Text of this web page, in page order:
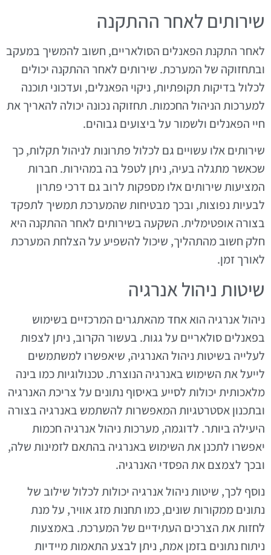
שירותים לאחר ההתקנה
לאחר התקנת הפאנלים הסולאריים, חשוב להמשיך במעקב
ובתחזוקה של המערכת. שירותים לאחר ההתקנה יכולים
לכלול בדיקות תקופתיות, ניקוי הפאנלים, ועדכוני תוכנה
למערכות הניהול החכמות. תחזוקה נכונה יכולה להאריך את
חיי הפאנלים ולשמור על ביצועים גבוהים.
שירותים אלו עשויים גם לכלול פתרונות לניהול תקלות, כך
שכאשר מתגלה בעיה, ניתן לטפל בה במהירות. חברות
המציעות שירותים אלו מספקות לרוב גם דרכי פתרון
לבעיות נפוצות, ובכך מבטיחות שהמערכת תמשיך לתפקד
בצורה אופטימלית. השקעה בשירותים לאחר ההתקנה היא
חלק חשוב מהתהליך, שיכול להשפיע על הצלחת המערכת
לאורך זמן.
שיטות ניהול אנרגיה
ניהול אנרגיה הוא אחד מהאתגרים המרכזיים בשימוש
בפאנלים סולאריים על גגות. בעשור הקרוב, ניתן לצפות
לעלייה בשיטות ניהול האנרגיה, שיאפשרו למשתמשים
לייעל את השימוש באנרגיה הנוצרת. טכנולוגיות כמו בינה
מלאכותית יכולות לסייע באיסוף נתונים על צריכת האנרגיה
ובתכנון אסטרטגיות המאפשרות להשתמש באנרגיה בצורה
היעילה ביותר. לדוגמה, מערכות ניהול אנרגיה חכמות
יאפשרו לתכנן את השימוש באנרגיה בהתאם לזמינות שלה,
ובכך לצמצם את הפסדי האנרגיה.
נוסף לכך, שיטות ניהול אנרגיה יכולות לכלול שילוב של
נתונים ממקורות שונים, כמו תחנות מזג אוויר, על מנת
לחזות את הצרכים העתידיים של המערכת. באמצעות
ניתוח נתונים בזמן אמת, ניתן לבצע התאמות מיידיות